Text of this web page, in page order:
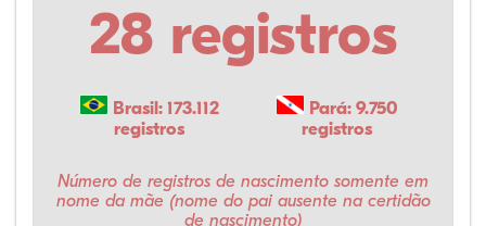
28 registros
Brasil: 173.112
registros
Pará: 9.750
registros
Número de registros de nascimento somente em
nome da mãe (nome do pai ausente na certidão
de nascimento)